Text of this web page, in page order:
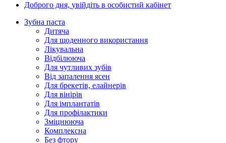
Доброго дня, увійдіть в особистий кабінет
Зубна паста
Дитяча
Для щоденного використання
Лікувальна
Відбілююча
Для чутливих зубів
Від запалення ясен
Для брекетів, елайнерів
Для вінірів
Для імплантатів
Для профілактики
Зміцнююча
Комплексна
Без фтору